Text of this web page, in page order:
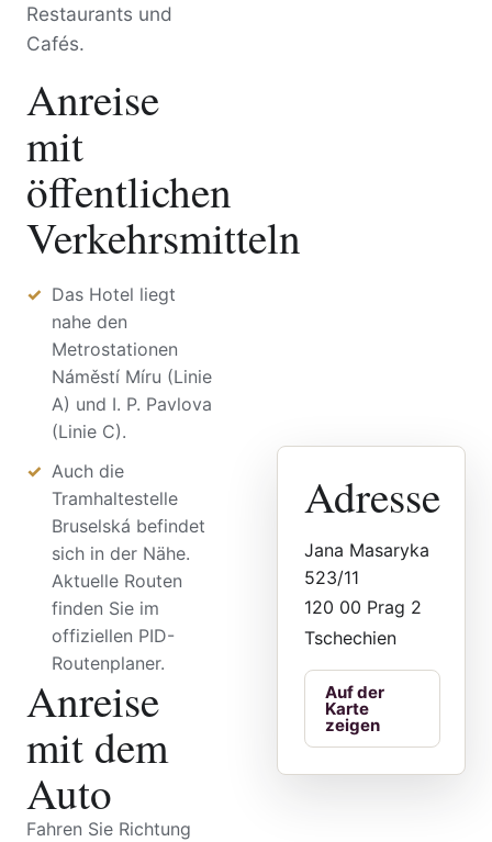
Restaurants und
Cafés.
Anreise
mit
öffentlichen
Verkehrsmitteln
Das Hotel liegt
nahe den
Metrostationen
Náměstí Míru (Linie
A) und I. P. Pavlova
(Linie C).
Auch die
Tramhaltestelle
Bruselská befindet
sich in der Nähe.
Aktuelle Routen
finden Sie im
offiziellen PID-
Routenplaner.
Anreise
mit dem
Auto
Fahren Sie Richtung
Adresse
Jana Masaryka
523/11
120 00 Prag 2
Tschechien
Auf der
Karte
zeigen